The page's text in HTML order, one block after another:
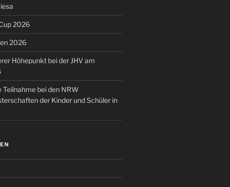
2026
2026
Höhepunkt bei der JHV am
Teilnahme bei den NRW
der Kinder und Schüler in